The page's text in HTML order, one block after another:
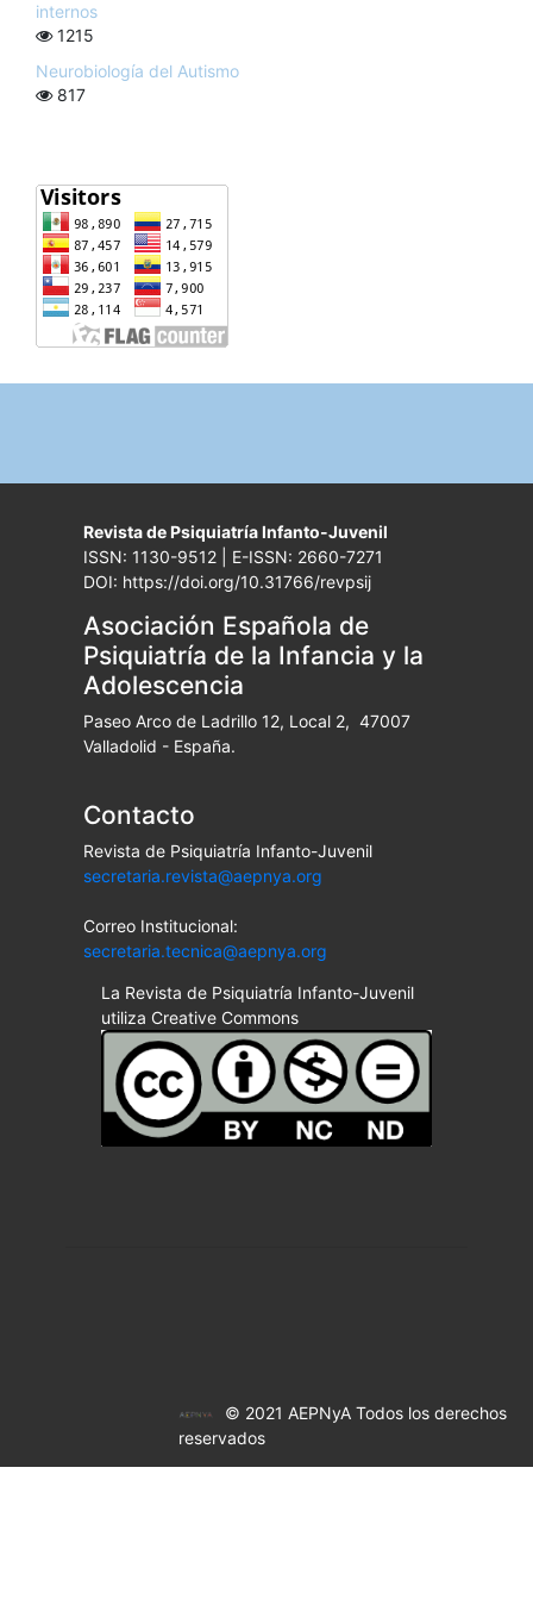
internos
1215
Neurobiología del Autismo
817
Revista de Psiquiatría Infanto-Juvenil
ISSN: 1130-9512 | E-ISSN: 2660-7271
DOI: https://doi.org/10.31766/revpsij
Asociación Española de
Psiquiatría de la Infancia y la
Adolescencia
Paseo Arco de Ladrillo 12, Local 2, 47007
Valladolid - España.
Contacto
Revista de Psiquiatría Infanto-Juvenil
secretaria.revista@aepnya.org
Correo Institucional:
secretaria.tecnica@aepnya.org
La Revista de Psiquiatría Infanto-Juvenil
utiliza Creative Commons
© 2021 AEPNyA Todos los derechos
reservados